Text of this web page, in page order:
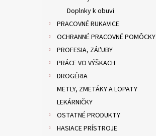
Doplnky k obuvi
PRACOVNÉ RUKAVICE
OCHRANNÉ PRACOVNÉ POMÔCKY
PROFESIA, ZÁĽUBY
PRÁCE VO VÝŠKACH
DROGÉRIA
METLY, ZMETÁKY A LOPATY
LEKÁRNIČKY
OSTATNÉ PRODUKTY
HASIACE PRÍSTROJE